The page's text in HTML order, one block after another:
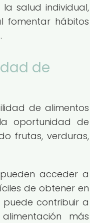
salud individual,
fomentar hábitos
de
de alimentos
oportunidad de
frutas, verduras,
acceder a
de obtener en
puede contribuir a
más